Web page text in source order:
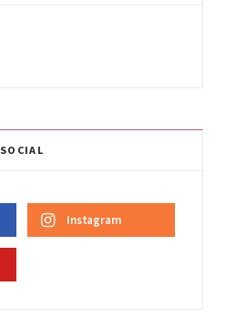
SOCIAL
Instagram